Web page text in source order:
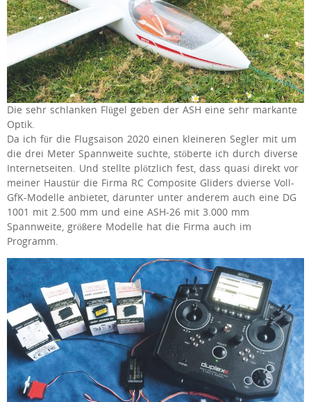
Die sehr schlanken Flügel geben der ASH eine sehr markante
Optik.
Da ich für die Flugsaison 2020 einen kleineren Segler mit um
die drei Meter Spannweite suchte, stöberte ich durch diverse
Internetseiten. Und stellte plötzlich fest, dass quasi direkt vor
meiner Haustür die Firma RC Composite Gliders dvierse Voll-
GfK-Modelle anbietet, darunter unter anderem auch eine DG
1001 mit 2.500 mm und eine ASH-26 mit 3.000 mm
Spannweite, größere Modelle hat die Firma auch im
Programm.